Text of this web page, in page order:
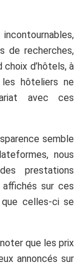
de recherches,
d’hôtels, à
hôteliers ne
avec ces
semble
nous
prestations
sur ces
celles-ci se
que les prix
annoncés sur